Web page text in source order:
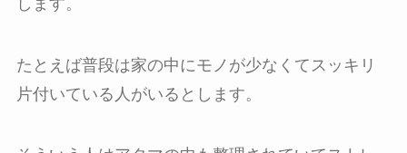
たとえば普段は家の中にモノが少なくてスッキリ
片付いている人がいるとします。